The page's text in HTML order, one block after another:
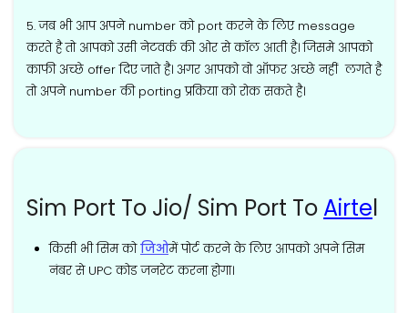
5. जब भी आप अपने number को port करने के लिए message
करते है तो आपको उसी नेटवर्क की ओर से कॉल आती है। जिसमे आपको
काफी अच्छे offer दिए जाते है। अगर आपको वो ऑफर अच्छे नहीं लगते है
तो अपने number की porting प्रकिया को रोक सकते है।
Sim Port To Jio/ Sim Port To Airtel
किसी भी सिम कोजिओमें पोर्ट करने के लिए आपको अपने सिम
नंबर से UPC कोड जनरेट करना होगा।